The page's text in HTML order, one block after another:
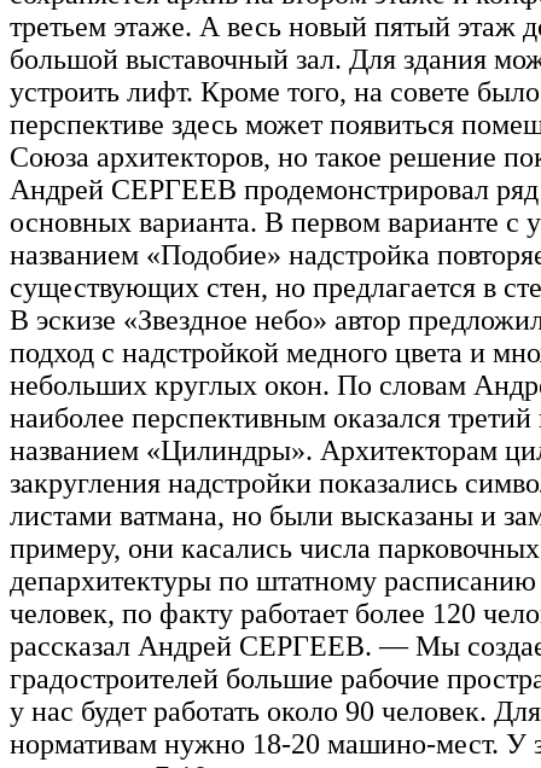
третьем этаже. А весь новый пятый этаж
большой выставочный зал. Для здания
устроить лифт. Кроме того, на совете
перспективе здесь может появиться
Союза архитекторов, но такое решение
Андрей СЕРГЕЕВ продемонстрировал ряд
основных варианта. В первом варианте с
названием «Подобие» надстройка
существующих стен, но предлагается в
В эскизе «Звездное небо» автор
подход с надстройкой медного цвета и
небольших круглых окон. По словам
наиболее перспективным оказался третий
названием «Цилиндры». Архитекторам
закругления надстройки показались
листами ватмана, но были высказаны и
примеру, они касались числа
депархитектуры по штатному расписанию
человек, по факту работает более 120
рассказал Андрей СЕРГЕЕВ. — Мы
градостроителей большие рабочие
у нас будет работать около 90 человек.
нормативам нужно 18-20 машино-мест. У